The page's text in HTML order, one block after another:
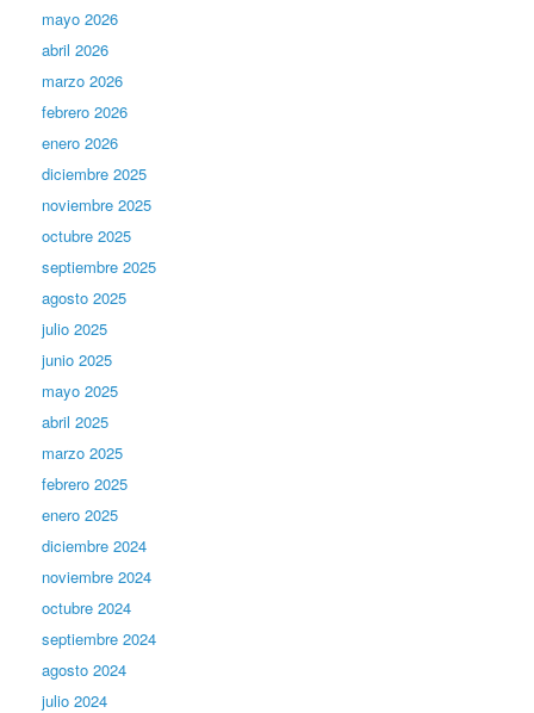
mayo 2026
abril 2026
marzo 2026
febrero 2026
enero 2026
diciembre 2025
noviembre 2025
octubre 2025
septiembre 2025
agosto 2025
julio 2025
junio 2025
mayo 2025
abril 2025
marzo 2025
febrero 2025
enero 2025
diciembre 2024
noviembre 2024
octubre 2024
septiembre 2024
agosto 2024
julio 2024